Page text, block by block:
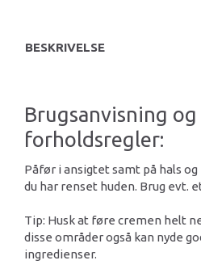
BESKRIVELSE
Brugsanvisning og
forholdsregler:
Påfør i ansigtet samt på hals
du har renset huden. Brug evt.
Tip: Husk at føre cremen helt
disse områder også kan nyde
ingredienser.